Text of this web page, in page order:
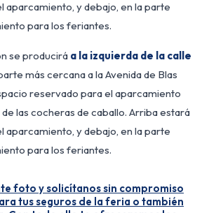
aparcamiento, y debajo, en la parte
para los feriantes.
se producirá a la izquierda de la calle
más cercana a la Avenida de Blas
reservado para el aparcamiento
las cocheras de caballo. Arriba estará
aparcamiento, y debajo, en la parte
para los feriantes.
foto y solicítanos sin compromiso
tus seguros de la feria o también